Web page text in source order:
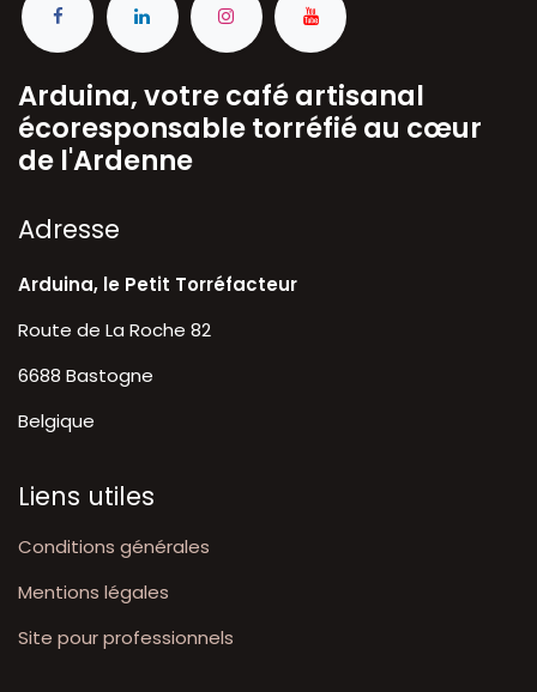
Arduina, votre café artisanal
écoresponsable torréfié au cœur
de l'Ardenne
A​dresse
Arduina, le Petit Torréfacteur
Route de La Roche 82
6688 Bastogne
Belgique
Liens utiles
Conditions générales
Mentions légales
Site pour professionnels